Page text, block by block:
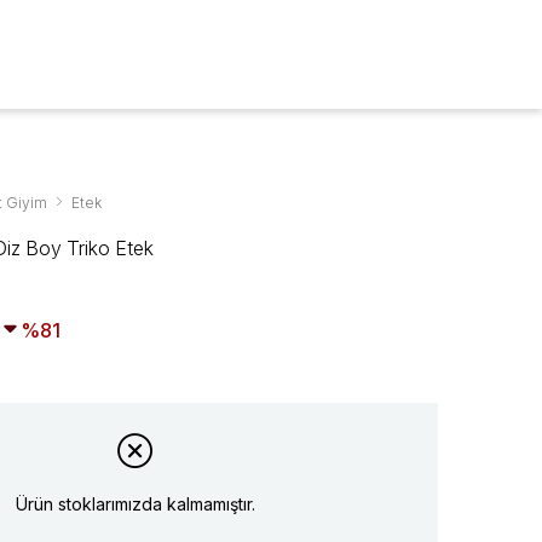
Giyim Etek
Boy Triko Etek
81
Ürün stoklarımızda kalmamıştır.